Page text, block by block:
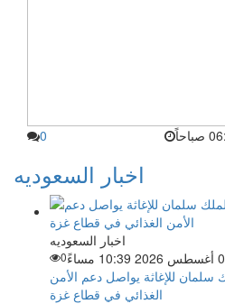
0
اخبار السعوديه
اخبار السعوديه
0
سلمان للإغاثة يواصل دعم الأمن
الغذائي في قطاع غزة